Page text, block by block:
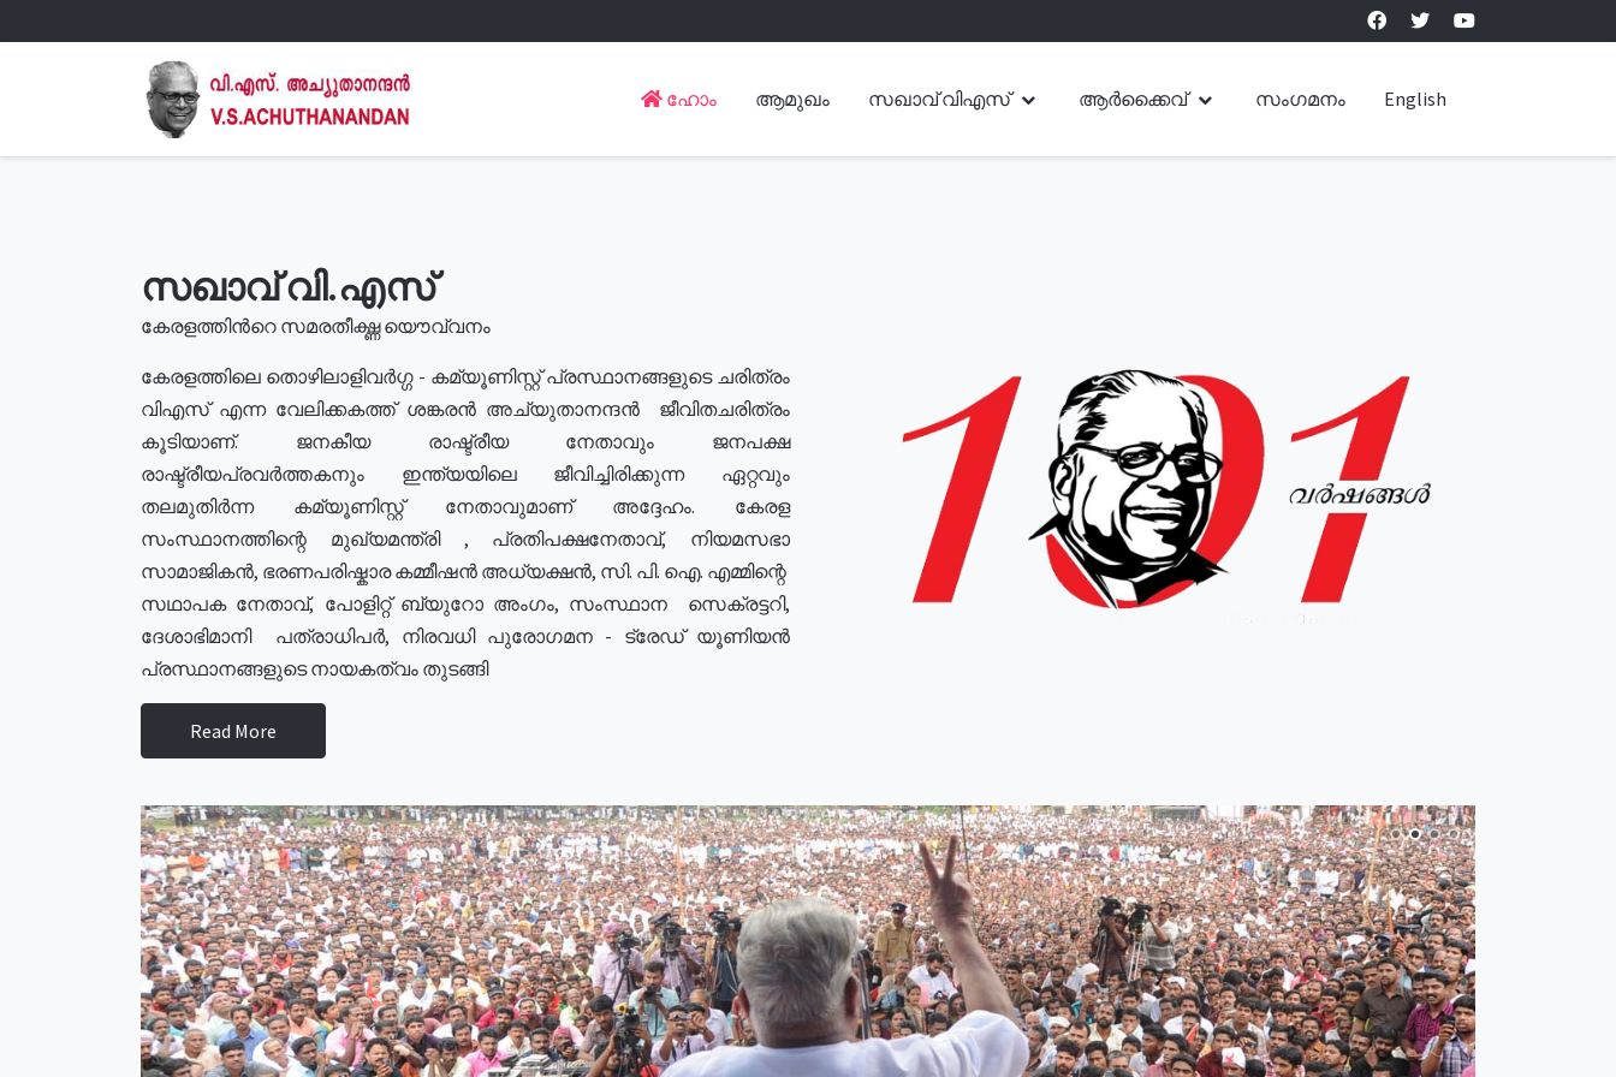
ഹോം ആമുഖം സഖാവ് വിഎസ് ആർക്കൈവ് സംഗമനം English
സഖാവ് വി.എസ്
കേരളത്തിൻറെ സമരതീക്ഷ്ണ യൌവ്വനം
കേരളത്തിലെ തൊഴിലാളിവർഗ്ഗ - കമ്യൂണിസ്റ്റ് പ്രസ്ഥാനങ്ങളുടെ ചരിത്രം
വിഎസ് എന്ന വേലിക്കകത്ത് ശങ്കരൻ അച്യുതാനന്ദൻ ജീവിതചരിത്രം
കൂടിയാണ്. ജനകീയ രാഷ്ട്രീയ നേതാവും ജനപക്ഷ
രാഷ്ട്രീയപ്രവർത്തകനും ഇന്ത്യയിലെ ജീവിച്ചിരിക്കുന്ന ഏറ്റവും
തലമുതിർന്ന കമ്യൂണിസ്റ്റ് നേതാവുമാണ് അദ്ദേഹം. കേരള
സംസ്ഥാനത്തിന്റെ മുഖ്യമന്ത്രി , പ്രതിപക്ഷനേതാവ്, നിയമസഭാ
സാമാജികൻ, ഭരണപരിഷ്കാര കമ്മീഷൻ അധ്യക്ഷൻ, സി. പി. ഐ. എമ്മിന്റെ
സഥാപക നേതാവ്, പോളിറ്റ് ബ്യുറോ അംഗം, സംസ്ഥാന സെക്രട്ടറി,
ദേശാഭിമാനി പത്രാധിപർ, നിരവധി പുരോഗമന - ട്രേഡ് യൂണിയൻ
പ്രസ്ഥാനങ്ങളുടെ നായകത്വം തുടങ്ങി
Read More